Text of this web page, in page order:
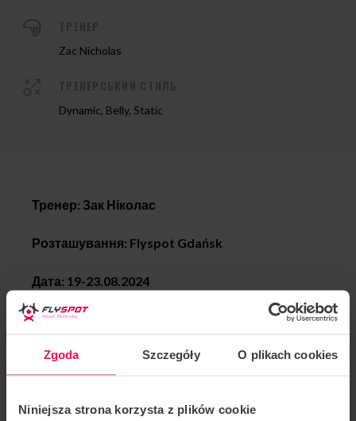
Zgoda Szczegóły O plikach cookies
Niniejsza strona korzysta z plików cookie
Zac Nicholas
Dynamic, Belly, Static
Тренер: Зак Ніколас
Розташування: Flyspot Gdańsk
Дата: 19-23.08.2024
тренера Flyspot Зака Ніколаса.
Гданську!